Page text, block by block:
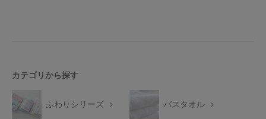
カテゴリから探す
ふわりシリーズ バスタオル